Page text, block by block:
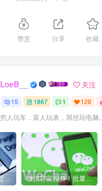
赞赏 分享 收藏
LoeB__ 关注
15 1867 1 128
穷人玩车，富人玩表，屌丝玩电脑。
移动光猫超级密码是多少？移动光猫超级管理员后台账号与密码 微信官宣瘦身！批量清理原图新功能来了 安卓、iOS均可使用